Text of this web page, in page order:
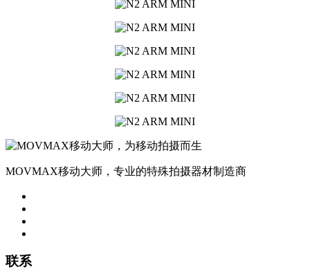
MOVMAX移动大师，专业的特殊拍摄器材制造商
联系